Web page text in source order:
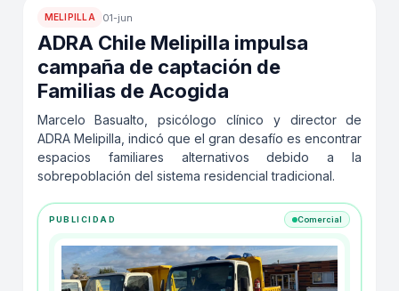
MELIPILLA 01-jun
ADRA Chile Melipilla impulsa
campaña de captación de
Familias de Acogida
Marcelo Basualto, psicólogo clínico y director de
ADRA Melipilla, indicó que el gran desafío es encontrar
espacios familiares alternativos debido a la
sobrepoblación del sistema residencial tradicional.
PUBLICIDAD Comercial